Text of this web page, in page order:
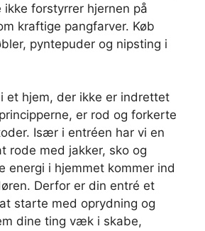
forstyrrer hjernen på
kraftige pangfarver. Køb
pyntepuder og nipsting i
et hjem, der ikke er indrettet
er rod og forkerte
Især i entréen har vi en
rode med jakker, sko og
energi i hjemmet kommer ind
Derfor er din entré et
starte med oprydning og
dine ting væk i skabe,